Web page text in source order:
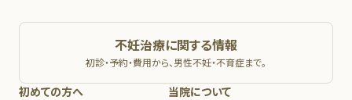
不妊治療に関する情報
初診・予約・費用から、男性不妊・不育症まで。
初めての方へ 当院について